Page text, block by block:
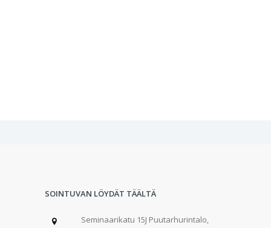
SOINTUVAN LÖYDÄT TÄÄLTÄ
Seminaarikatu 15J Puutarhurintalo,